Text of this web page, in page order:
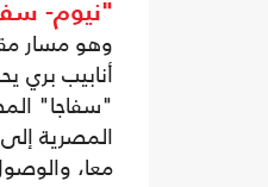
"نيوم-
وهو مسار
أنابيب بري
"سفاجا"
المصرية
معا،